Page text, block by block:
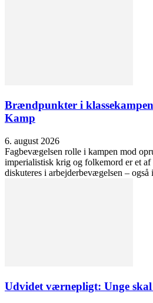
Brændpunkter i
Kamp
6. august 2026
Fagbevægelsen rolle i kampen mod
imperialistisk krig og folkemord er et af
diskuteres i arbejderbevægelsen – også
Udvidet værnepligt: Unge